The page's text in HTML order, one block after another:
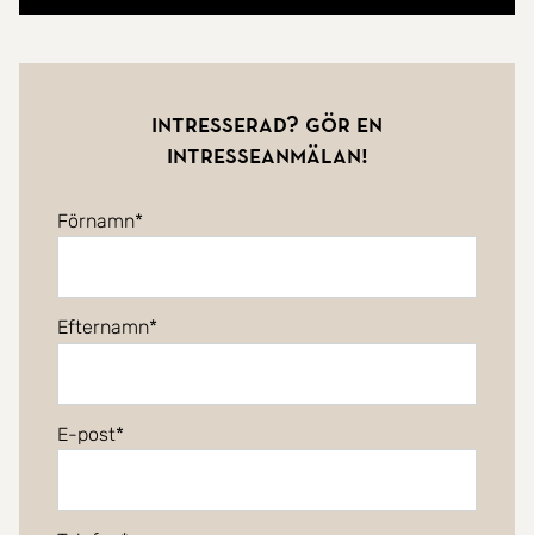
Intresserad? Gör en
intresseanmälan!
Förnamn
Efternamn
E-post